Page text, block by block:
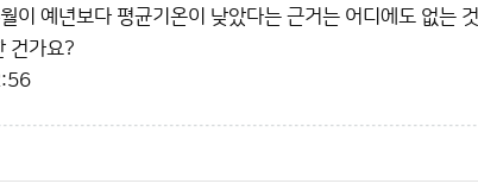
이 예년보다 평균기온이 낮았다는 근거는 어디에도 없는
건가요?